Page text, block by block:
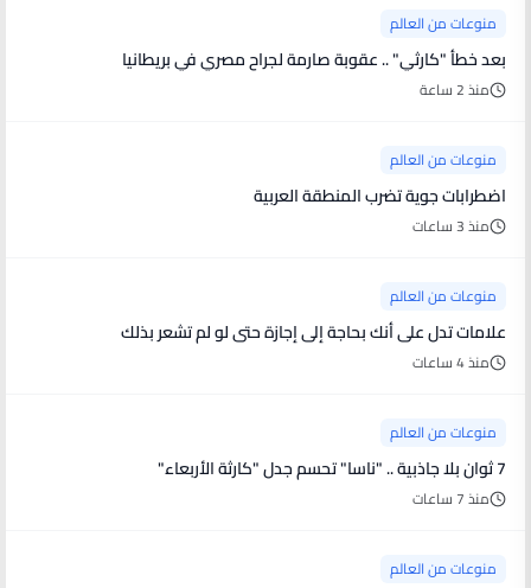
منوعات من العالم
بعد خطأ "كارثي" .. عقوبة صارمة لجراح مصري في بريطانيا
منذ 2 ساعة
منوعات من العالم
اضطرابات جوية تضرب المنطقة العربية
منذ 3 ساعات
منوعات من العالم
علامات تدل على أنك بحاجة إلى إجازة حتى لو لم تشعر بذلك
منذ 4 ساعات
منوعات من العالم
7 ثوان بلا جاذبية .. "ناسا" تحسم جدل "كارثة الأربعاء"
منذ 7 ساعات
منوعات من العالم